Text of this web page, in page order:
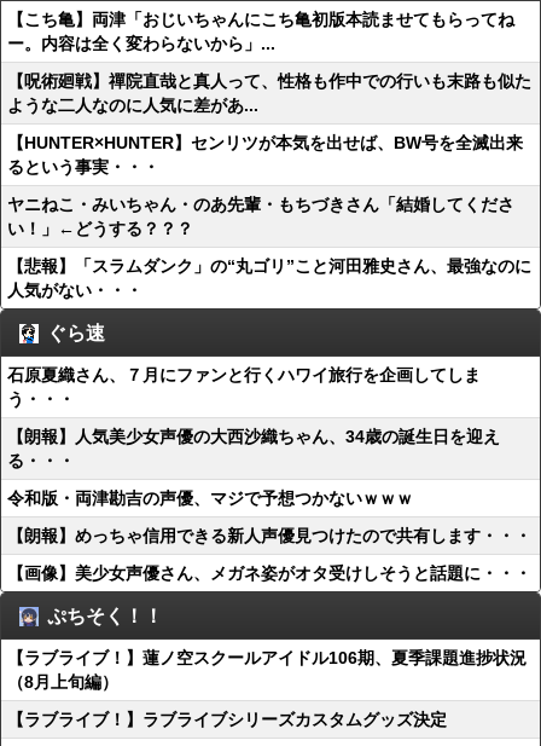
【こち亀】両津「おじいちゃんにこち亀初版本読ませてもらってね
ー。内容は全く変わらないから」...
【呪術廻戦】禪院直哉と真人って、性格も作中での行いも末路も似た
ような二人なのに人気に差があ...
【HUNTER×HUNTER】センリツが本気を出せば、BW号を全滅出来
るという事実・・・
ヤニねこ・みいちゃん・のあ先輩・もちづきさん「結婚してくださ
い！」←どうする？？？
【悲報】「スラムダンク」の“丸ゴリ”こと河田雅史さん、最強なのに
人気がない・・・
ぐら速
石原夏織さん、７月にファンと行くハワイ旅行を企画してしま
う・・・
【朗報】人気美少女声優の大西沙織ちゃん、34歳の誕生日を迎え
る・・・
令和版・両津勘吉の声優、マジで予想つかないｗｗｗ
【朗報】めっちゃ信用できる新人声優見つけたので共有します・・・
【画像】美少女声優さん、メガネ姿がオタ受けしそうと話題に・・・
ぷちそく！！
【ラブライブ！】蓮ノ空スクールアイドル106期、夏季課題進捗状況
（8月上旬編）
【ラブライブ！】ラブライブシリーズカスタムグッズ決定